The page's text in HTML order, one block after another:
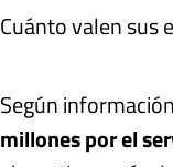
Cuánto valen sus
Según
millones por el